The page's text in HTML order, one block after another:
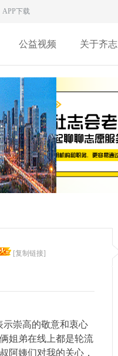
APP下载
公益视频 关于齐志
1 109
[复制链接]
崇高的敬意和衷心
姐弟在线上都是轮流
阿姨们对我的关心，